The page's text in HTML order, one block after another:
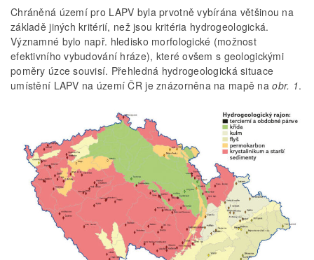
Chráněná území pro LAPV byla prvotně vybírána většinou na
základě jiných kritérií, než jsou kritéria hydrogeologická.
Významné bylo např. hledisko morfologické (možnost
efektivního vybudování hráze), které ovšem s geologickými
poměry úzce souvisí. Přehledná hydrogeologická situace
umístění LAPV na území ČR je znázorněna na mapě naobr. 1.